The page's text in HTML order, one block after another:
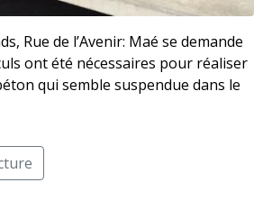
Rue de l’Avenir: Maé se demande
ont été nécessaires pour réaliser
qui semble suspendue dans le